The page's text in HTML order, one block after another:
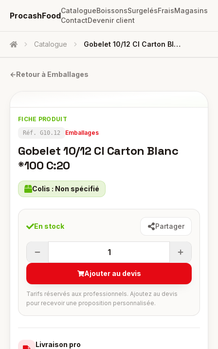
ProcashFood
CatalogueBoissonsSurgelésFraisMagasins
ContactDevenir client
Accueil Catalogue Gobelet 10/12 Cl Carton Blanc *100 C:20
←Retour à Emballages
FICHE PRODUIT
Réf. G10.12 Emballages
Gobelet 10/12 Cl Carton Blanc
*100 C:20
Colis : Non spécifié
En stock Partager
1
Ajouter au devis
Tarifs réservés aux professionnels. Ajoutez au devis
pour recevoir une proposition personnalisée.
Livraison pro